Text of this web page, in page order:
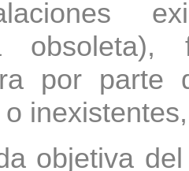
por parte
objetiva